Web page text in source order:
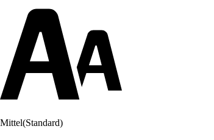
Mittel(Standard)